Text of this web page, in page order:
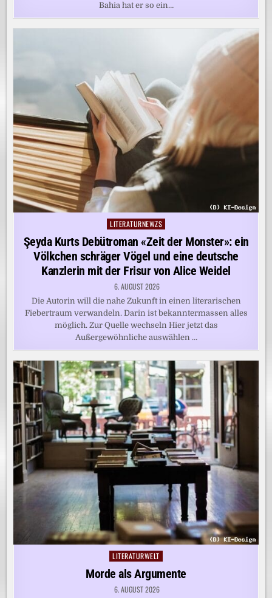
Bahia hat er so ein…
Posted
LITERATURNEWZS
Şeyda Kurts Debütroman «Zeit der Monster»: ein
Völkchen schräger Vögel und eine deutsche
Kanzlerin mit der Frisur von Alice Weidel
6. AUGUST 2026
Die Autorin will die nahe Zukunft in einen literarischen
Fiebertraum verwandeln. Darin ist bekanntermassen alles
möglich. Zur Quelle wechseln Hier jetzt das
Außergewöhnliche auswählen …
Posted
in
LITERATURWELT
Morde als Argumente
6. AUGUST 2026